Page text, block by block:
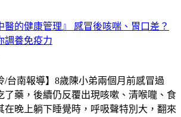
醫的健康管理』 感冒後咳喘、胃口差？
調養免疫力
/台南報導】8歲陳小弟兩個月前感冒過
了藥，後續仍反覆出現咳嗽、清喉嚨、食
在晚上躺下睡覺時，呼吸聲特別大，翻來